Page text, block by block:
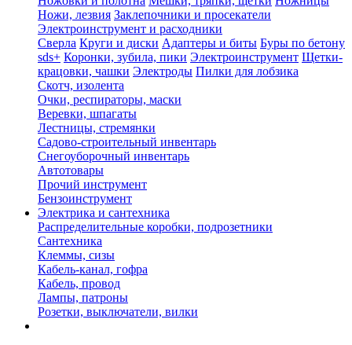
Ножи, лезвия Заклепочники и просекатели
Электроинструмент и расходники
Сверла Круги и диски Адаптеры и биты Буры по бетону
sds+ Коронки, зубила, пики Электроинструмент Щетки-
крацовки, чашки Электроды Пилки для лобзика
Скотч, изолента
Очки, респираторы, маски
Веревки, шпагаты
Лестницы, стремянки
Садово-строительный инвентарь
Снегоуборочный инвентарь
Автотовары
Прочий инструмент
Бензоинструмент
Электрика и сантехника
Распределительные коробки, подрозетники
Сантехника
Клеммы, сизы
Кабель-канал, гофра
Кабель, провод
Лампы, патроны
Розетки, выключатели, вилки